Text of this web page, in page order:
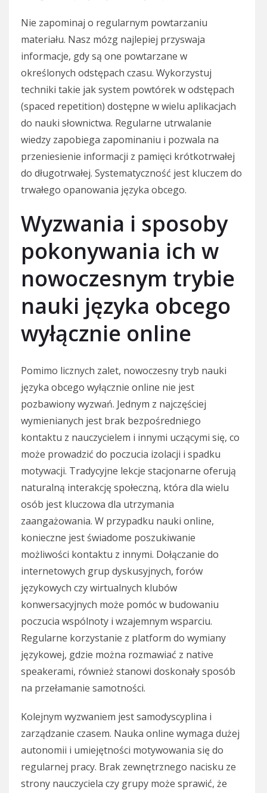
Nie zapominaj o regularnym powtarzaniu
materiału. Nasz mózg najlepiej przyswaja
informacje, gdy są one powtarzane w
określonych odstępach czasu. Wykorzystuj
techniki takie jak system powtórek w odstępach
(spaced repetition) dostępne w wielu aplikacjach
do nauki słownictwa. Regularne utrwalanie
wiedzy zapobiega zapominaniu i pozwala na
przeniesienie informacji z pamięci krótkotrwałej
do długotrwałej. Systematyczność jest kluczem do
trwałego opanowania języka obcego.
Wyzwania i sposoby
pokonywania ich w
nowoczesnym trybie
nauki języka obcego
wyłącznie online
Pomimo licznych zalet, nowoczesny tryb nauki
języka obcego wyłącznie online nie jest
pozbawiony wyzwań. Jednym z najczęściej
wymienianych jest brak bezpośredniego
kontaktu z nauczycielem i innymi uczącymi się, co
może prowadzić do poczucia izolacji i spadku
motywacji. Tradycyjne lekcje stacjonarne oferują
naturalną interakcję społeczną, która dla wielu
osób jest kluczowa dla utrzymania
zaangażowania. W przypadku nauki online,
konieczne jest świadome poszukiwanie
możliwości kontaktu z innymi. Dołączanie do
internetowych grup dyskusyjnych, forów
językowych czy wirtualnych klubów
konwersacyjnych może pomóc w budowaniu
poczucia wspólnoty i wzajemnym wsparciu.
Regularne korzystanie z platform do wymiany
językowej, gdzie można rozmawiać z native
speakerami, również stanowi doskonały sposób
na przełamanie samotności.
Kolejnym wyzwaniem jest samodyscyplina i
zarządzanie czasem. Nauka online wymaga dużej
autonomii i umiejętności motywowania się do
regularnej pracy. Brak zewnętrznego nacisku ze
strony nauczyciela czy grupy może sprawić, że